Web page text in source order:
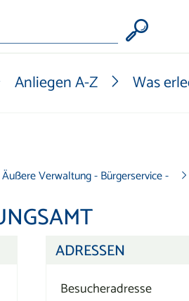
Anliegen A-Z Was
Verwaltung - Bürgerservice -
ADRESSEN
Besucheradresse